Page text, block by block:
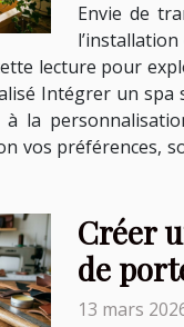
Envie de
lecture pour
Intégrer un
à la
vos préférences,
Créer
de
13 mars